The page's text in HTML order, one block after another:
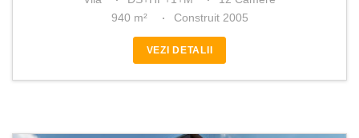
940 m²
Construit 2005
VEZI DETALII